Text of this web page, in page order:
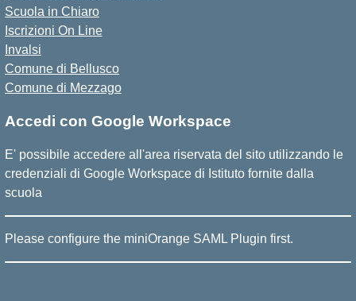
Scuola in Chiaro
Iscrizioni On Line
Invalsi
Comune di Bellusco
Comune di Mezzago
Accedi con Google Workspace
E' possibile accedere all'area riservata del sito utilizzando le
credenziali di Google Workspace di Istituto fornite dalla
scuola
Please configure the miniOrange SAML Plugin first.